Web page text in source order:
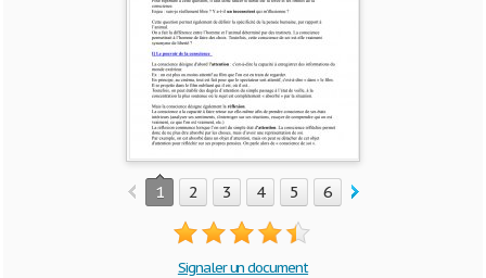
1 2 3 4 5 6 7
Signaler un document